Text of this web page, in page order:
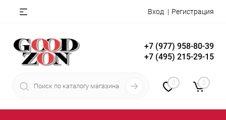
Вход Регистрация
+7 (977) 958-80-39
+7 (495) 215-29-15
0 0